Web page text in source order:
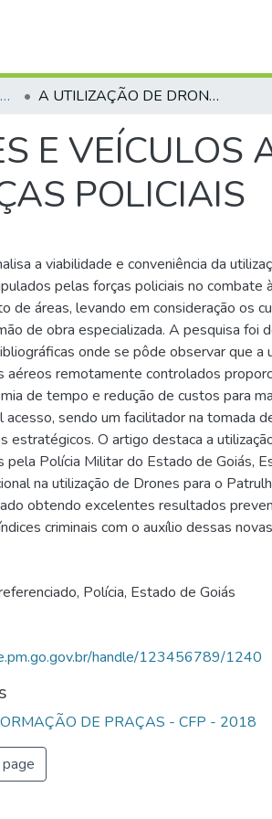
CURSO DE FORMAÇÃO DE PRAÇAS - CFP - 2018 A UTILIZAÇÃO DE DRONES E VEÍCULOS AÉREOS NÃO TRIPULADOS PELAS FORÇAS POLICIAIS
E VEÍCULOS
POLICIAIS
a viabilidade e conveniência da
pelas forças policiais no combate
de áreas, levando em consideração os
de obra especializada. A pesquisa foi
onde se pôde observar que a
aéreos remotamente controlados
de tempo e redução de custos para
acesso, sendo um facilitador na tomada
estratégicos. O artigo destaca a
pela Polícia Militar do Estado de Goiás,
na utilização de Drones para o
obtendo excelentes resultados
criminais com o auxílio dessas
, Polícia, Estado de Goiás
handle/123456789/1240
DE PRAÇAS - CFP - 2018